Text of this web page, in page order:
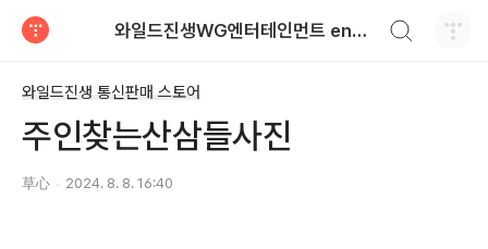
와일드진생WG엔터테인먼트 entertainment
와일드진생 통신판매 스토어
주인찾는산삼들사진
草心 2024. 8. 8. 16:40